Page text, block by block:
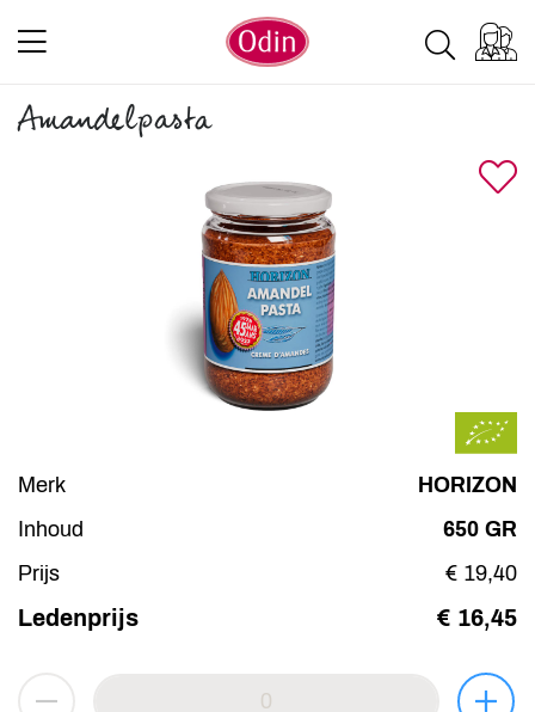
Amandelpasta
Merk
HORIZON
Inhoud
650 GR
Prijs
€ 19,40
Ledenprijs € 16,45